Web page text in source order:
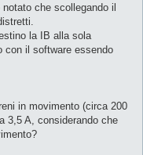
che scollegando il
la IB alla sola
con il software essendo
in movimento (circa 200
3,5 A, considerando che